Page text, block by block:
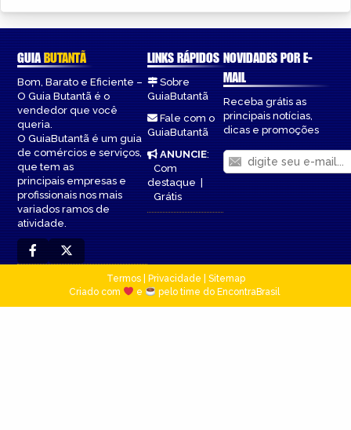
GUIABUTANTÃ
Bom, Barato e Eficiente –
O Guia Butantã é o
vendedor que você
queria.
O GuiaButantã é um guia
de comércios e serviços,
que tem as
principais empresas e
profissionais nos mais
variados ramos de
atividade.
LINKS RÁPIDOS
Sobre
GuiaButantã
Fale com o
GuiaButantã
ANUNCIE:
Com
destaque|
Grátis
NOVIDADES POR E-
MAIL
Receba grátis as
principais notícias,
dicas e promoções
Termos| Privacidade
Sitemap
Criado com
e pelo time do EncontraBrasil